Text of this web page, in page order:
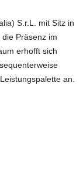
S.r.L. mit Sitz in
Präsenz im
erhofft sich
an.